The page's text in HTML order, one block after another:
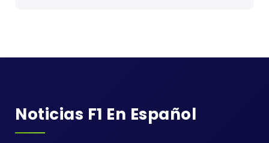
Noticias F1 En Español